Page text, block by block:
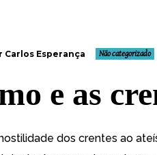
Carlos Esperança Não categorizado
e as
dos crentes ao